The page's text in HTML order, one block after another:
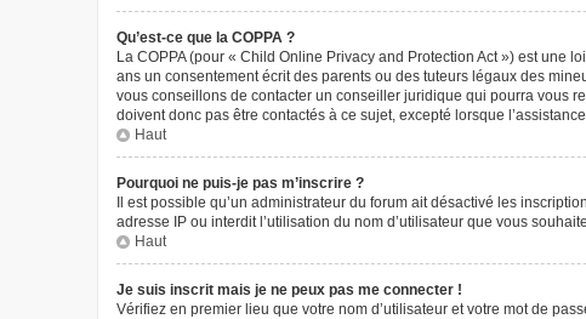
Qu’est-ce que la COPPA ?
La COPPA (pour « Child Online Privacy and Protection Act ») est une
ans un consentement écrit des parents ou des tuteurs légaux des
vous conseillons de contacter un conseiller juridique qui pourra vous
doivent donc pas être contactés à ce sujet, excepté lorsque
Haut
Pourquoi ne puis-je pas m’inscrire ?
Il est possible qu’un administrateur du forum ait désactivé les
adresse IP ou interdit l’utilisation du nom d’utilisateur que vous
Haut
Je suis inscrit mais je ne peux pas me connecter !
Vérifiez en premier lieu que votre nom d’utilisateur et votre mot de